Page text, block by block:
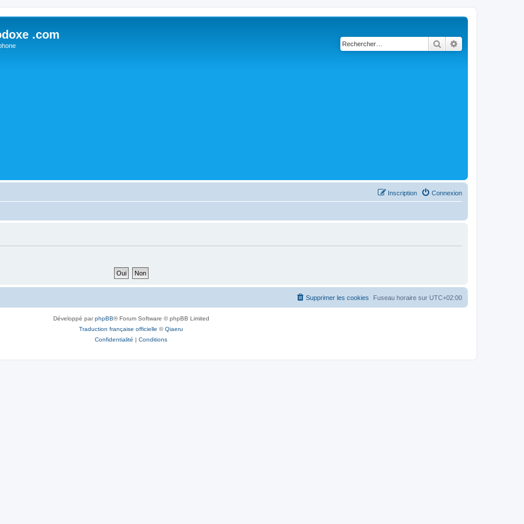
.com
Rechercher
Connexion
Inscription
Fuseau horaire sur UTC+02:00
Supprimer les cookies
Développé parphpBB® Forum Software © phpBB Limited
Traduction française officielle ©Qiaeru
Confidentialité | Conditions